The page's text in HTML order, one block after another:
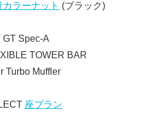
カラーナット (ブラック)
GT Spec-A
TOWER BAR
Turbo Muffler
座プラン